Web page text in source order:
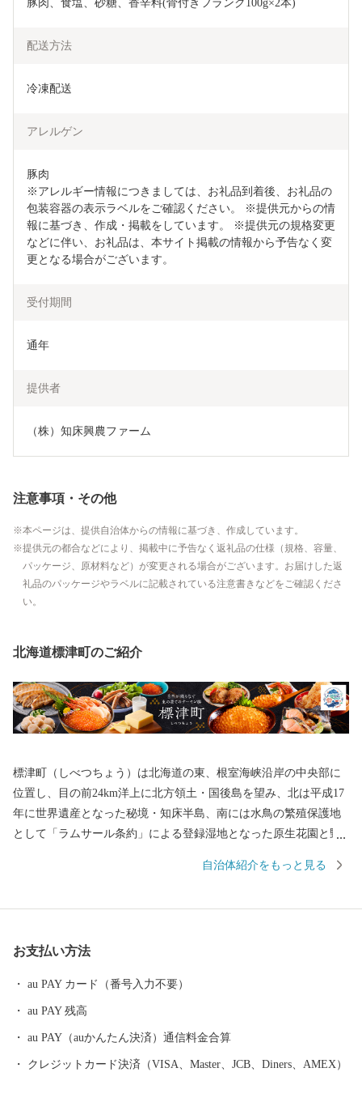
豚肉、食塩、砂糖、香辛料(骨付きフランク100g×2本)
配送方法
冷凍配送
アレルゲン
豚肉
※アレルギー情報につきましては、お礼品到着後、お礼品の
包装容器の表示ラベルをご確認ください。 ※提供元からの情
報に基づき、作成・掲載をしています。 ※提供元の規格変更
などに伴い、お礼品は、本サイト掲載の情報から予告なく変
更となる場合がございます。
受付期間
通年
提供者
（株）知床興農ファーム
注意事項・その他
本ページは、提供自治体からの情報に基づき、作成しています。
提供元の都合などにより、掲載中に予告なく返礼品の仕様（規格、容量、
パッケージ、原材料など）が変更される場合がございます。お届けした返
礼品のパッケージやラベルに記載されている注意書きなどをご確認くださ
い。
北海道標津町のご紹介
標津町（しべつちょう）は北海道の東、根室海峡沿岸の中央部に
位置し、目の前24km洋上に北方領土・国後島を望み、北は平成17
年に世界遺産となった秘境・知床半島、南には水鳥の繁殖保護地
として「ラムサール条約」による登録湿地となった原生花園と野
は大酪農郷が形成されるなど、風光明媚な地です。町の面積は62
境のもと、国内屈指の漁獲を誇る秋鮭や天然ホタテ貝を主力とす
頭の乳牛により牛乳を出荷する酪農業を基幹産業とする「生産の
まち」です。
自治体紹介をもっと見る
お支払い方法
au PAY カード（番号入力不要）
au PAY 残高
au PAY（auかんたん決済）通信料金合算
クレジットカード決済（VISA、Master、JCB、Diners、AMEX）